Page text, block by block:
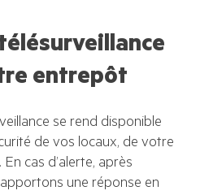
entrepôt
se rend disponible
de vos locaux, de votre
cas d’alerte, après
une réponse en